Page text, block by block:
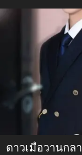
ดาวเมื่อวานกล